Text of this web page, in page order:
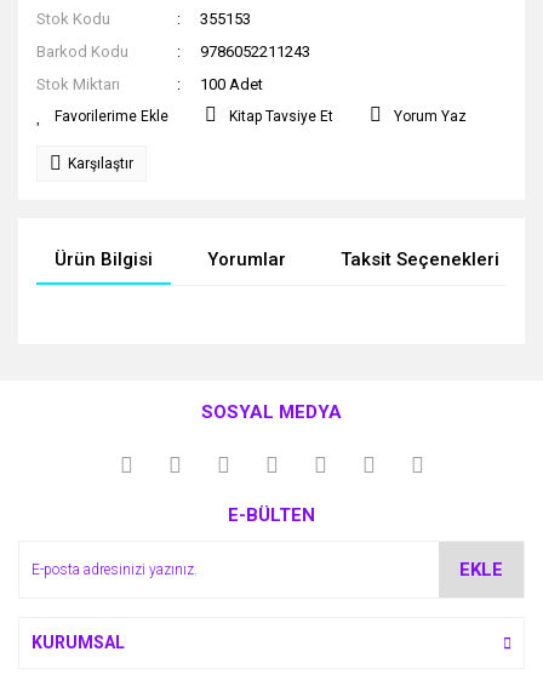
Stok Kodu
355153
Barkod Kodu
9786052211243
Stok Miktarı
100 Adet
Kitap Tavsiye Et Yorum Yaz
Karşılaştır
Ürün Bilgisi Yorumlar Taksit Seçenekleri
kullanarak tarafımıza iletebilirsiniz.
Görüş ve önerileriniz için teşekkür ederiz.
Ürün açıklamasında eksik bilgiler bulunuyor.
SOSYAL MEDYA
E-BÜLTEN
EKLE
KURUMSAL